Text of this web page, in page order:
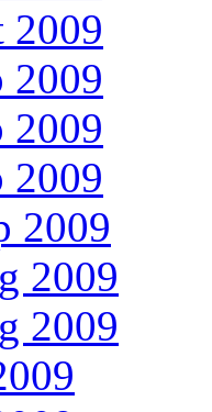
2009
2009
2009
2009
2009
2009
2009